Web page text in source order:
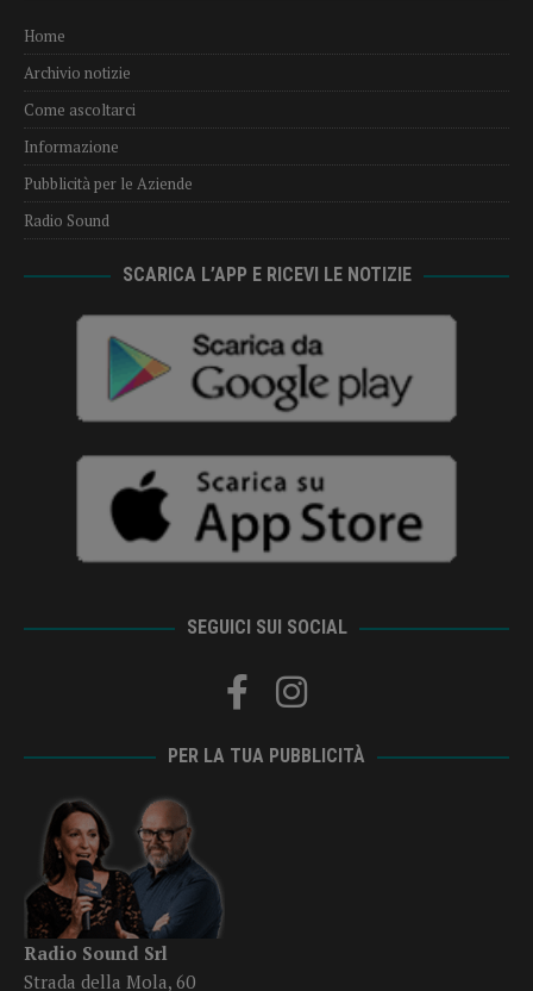
Home
Archivio notizie
Come ascoltarci
Informazione
Pubblicità per le Aziende
Radio Sound
SCARICA L’APP E RICEVI LE NOTIZIE
SEGUICI SUI SOCIAL
PER LA TUA PUBBLICITÀ
Radio Sound Srl
Strada della Mola, 60